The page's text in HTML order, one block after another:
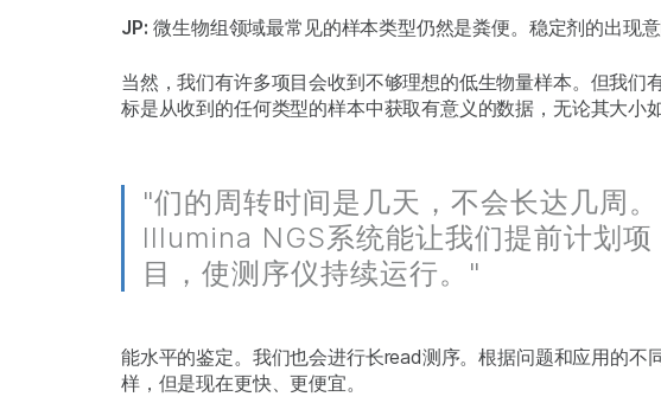
JP: 微生物组领域最常见的样本类型仍然是粪便。稳定剂的出现
当然，我们有许多项目会收到不够理想的低生物量样本。但我
标是从收到的任何类型的样本中获取有意义的数据，无论其大小如
"们的周转时间是几天，不会长达几周。
Illumina NGS系统能让我们提前计划项
目，使测序仪持续运行。"
能水平的鉴定。我们也会进行长read测序。根据问题和应用的
样，但是现在更快、更便宜。